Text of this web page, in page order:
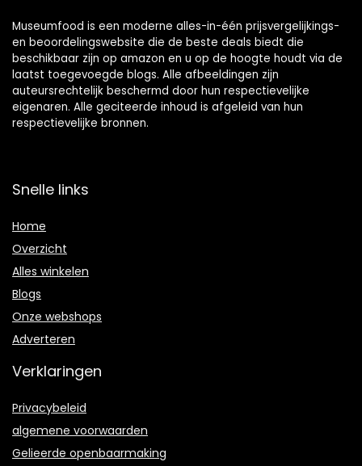
Museumfood is een moderne alles-in-één prijsvergelijkings-
en beoordelingswebsite die de beste deals biedt die
beschikbaar zijn op amazon en u op de hoogte houdt via de
laatst toegevoegde blogs. Alle afbeeldingen zijn
auteursrechtelijk beschermd door hun respectievelijke
eigenaren. Alle geciteerde inhoud is afgeleid van hun
respectievelijke bronnen.
Snelle links
Home
Overzicht
Alles winkelen
Blogs
Onze webshops
Adverteren
Verklaringen
Privacybeleid
algemene voorwaarden
Gelieerde openbaarmaking